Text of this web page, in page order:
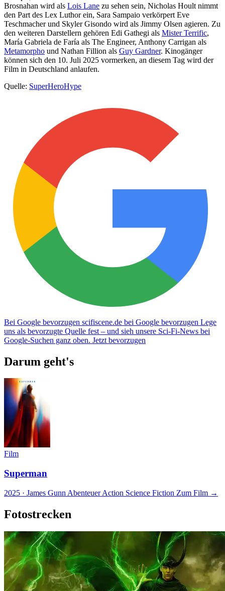
Brosnahan wird als Lois Lane zu sehen sein, Nicholas Hoult nimmt
den Part des Lex Luthor ein, Sara Sampaio verkörpert Eve
Teschmacher und Skyler Gisondo wird als Jimmy Olsen agieren. Zu
den weiteren Darstellern gehören Edi Gathegi als Mister Terrific,
María Gabriela de Faría als The Engineer, Anthony Carrigan als
Metamorpho und Nathan Fillion als Guy Gardner. Kinogänger
können sich den 10. Juli 2025 vormerken, an diesem Tag wird der
Film in Deutschland anlaufen.
Quelle: SuperHeroHype
Bei Google bevorzugen scifiscene.de bei Google bevorzugen Lege
uns als bevorzugte Quelle fest – und sieh unsere Sci-Fi-News bei
Google-Suchen ganz oben. Jetzt bevorzugen
Darum geht's
Film
Superman
2025 · James Gunn Abenteuer Action Science Fiction Zum Film →
Fotostrecken